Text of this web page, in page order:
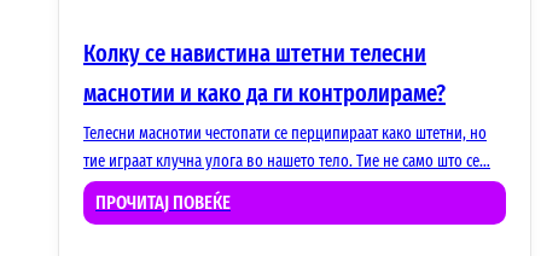
Колку се навистина штетни телесни
маснотии и како да ги контролираме?
Телесни маснотии честопати се перципираат како штетни, но
тие играат клучна улога во нашето тело. Тие не само што се…
ПРОЧИТАЈ ПОВЕЌЕ